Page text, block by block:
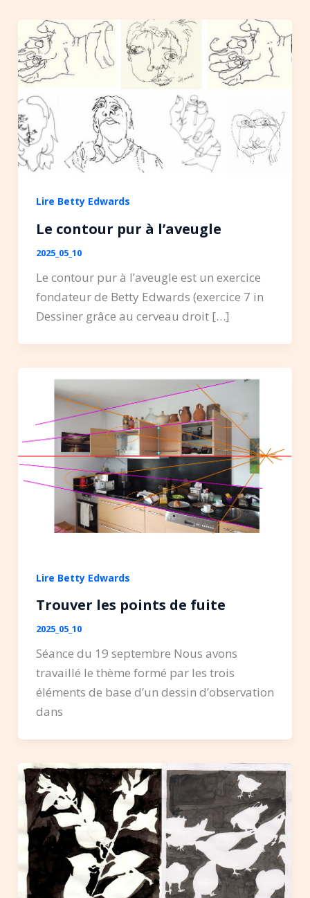
Lire Betty Edwards
Le contour pur à l’aveugle
2025_05_10
Le contour pur à l’aveugle est un exercice
fondateur de Betty Edwards (exercice 7 in
Dessiner grâce au cerveau droit […]
Lire Betty Edwards
Trouver les points de fuite
2025_05_10
Séance du 19 septembre Nous avons
travaillé le thème formé par les trois
éléments de base d’un dessin d’observation
dans